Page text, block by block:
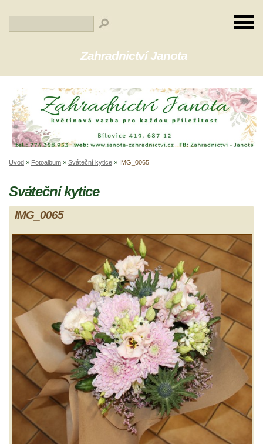
Zahradnictví Janota
Úvod » Fotoalbum » Sváteční kytice » IMG_0065
Sváteční kytice
IMG_0065